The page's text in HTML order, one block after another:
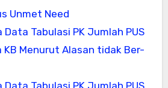
Unmet Need
Data Tabulasi PK Jumlah PUS
KB Menurut Alasan tidak Ber-
Data Tabulasi PK Jumlah PUS